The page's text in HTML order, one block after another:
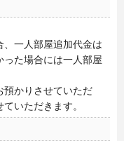
、一人部屋追加代金は
た場合には一人部屋
預かりさせていただ
いただきます。